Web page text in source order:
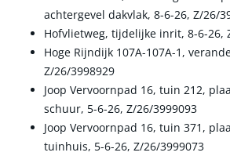
achtergevel dakvlak, 8-6-26, Z/26/
Hofvlietweg, tijdelijke inrit, 8-6-26,
Hoge Rijndijk 107A-107A-1,
Z/26/3998929
Joop Vervoornpad 16, tuin 212,
schuur, 5-6-26, Z/26/3999093
Joop Vervoornpad 16, tuin 371,
tuinhuis, 5-6-26, Z/26/3999073